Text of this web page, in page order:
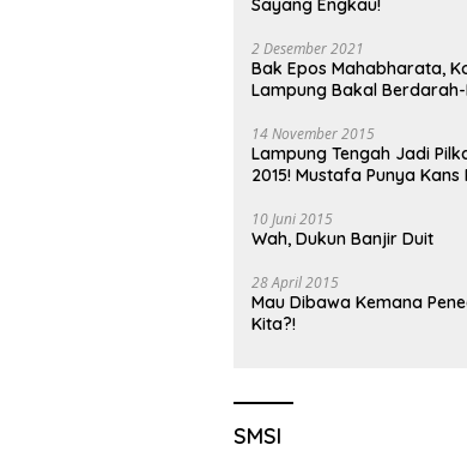
Sayang Engkau!
2 Desember 2021
Bak Epos Mahabharata,
Lampung Bakal
14 November 2015
Lampung Tengah Jadi
2015! Mustafa Punya Kans
10 Juni 2015
Wah, Dukun Banjir Duit
28 April 2015
Mau Dibawa Kemana
Kita?!
SMSI